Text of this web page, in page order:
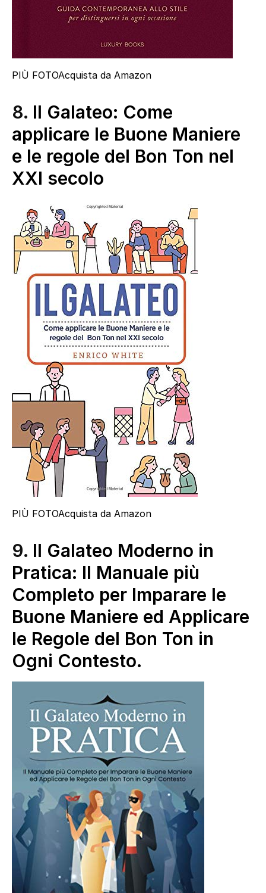
PIÙ FOTOAcquista da Amazon
8. Il Galateo: Come
applicare le Buone Maniere
e le regole del Bon Ton nel
XXI secolo
PIÙ FOTOAcquista da Amazon
9. Il Galateo Moderno in
Pratica: Il Manuale più
Completo per Imparare le
Buone Maniere ed Applicare
le Regole del Bon Ton in
Ogni Contesto.